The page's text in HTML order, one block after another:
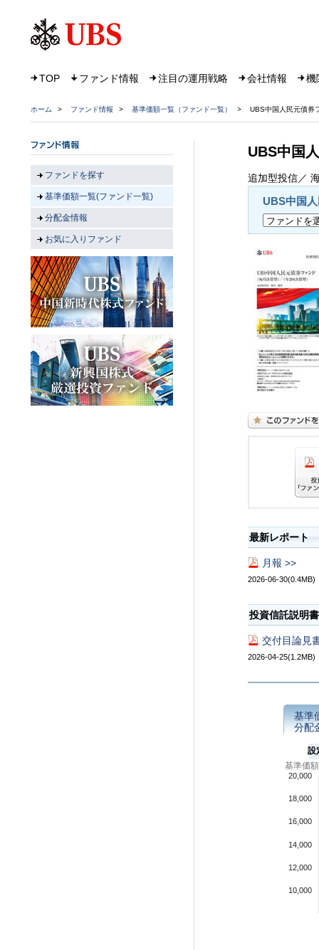
TOP ファンド情報 注目の運用戦略 会社情報 機
ホーム > ファンド情報 > 基準価額一覧（ファンド一覧） > UBS中国人民元債券
UBS中国
追加型投信／
UBS中国
最新レポート
月報 >>
2026-06-30(0.4MB)
投資信託説明書
交付目論見
2026-04-25(1.2MB)
基準
分配
設
基準価
10,000
12,000
14,000
16,000
18,000
20,000
ファンドを探す
基準価額一覧(ファンド一覧)
分配金情報
お気に入りファンド